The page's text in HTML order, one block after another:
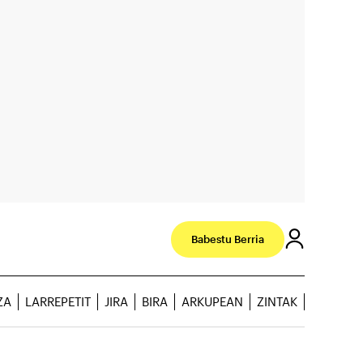
Babestu Berria
LARREPETIT JIRA BIRA ARKUPEAN ZINTAK